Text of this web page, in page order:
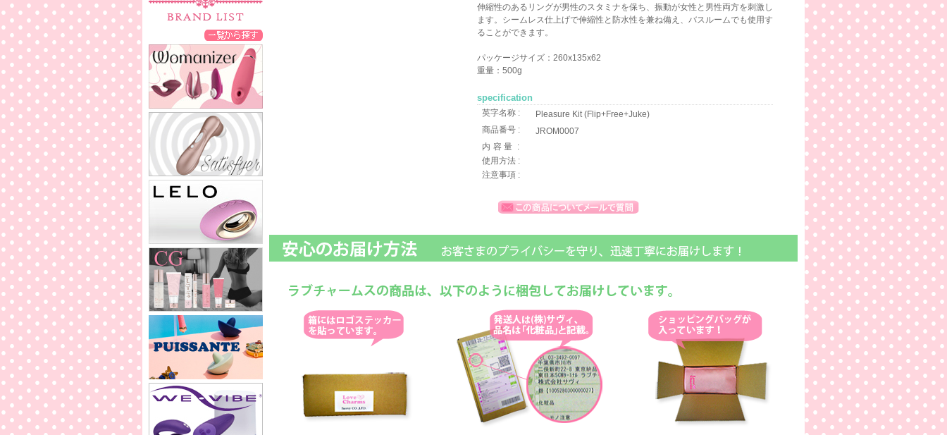
伸縮性のあるリングが男性のスタミナを保ち、振動が女性と男性両方を刺激し
ます。シームレス仕上げで伸縮性と防水性を兼ね備え、バスルームでも使用す
ることができます。
パッケージサイズ：260x135x62
重量：500g
specification
英字名称 :
Pleasure Kit (Flip+Free+Juke)
商品番号 :
JROM0007
内容量 :
使用方法 :
注意事項 :